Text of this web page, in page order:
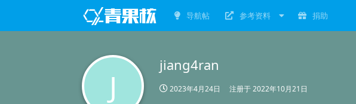
导航帖 参考资料 捐助
J
jiang4ran
2023年4月24日 注册于2022年10月21日